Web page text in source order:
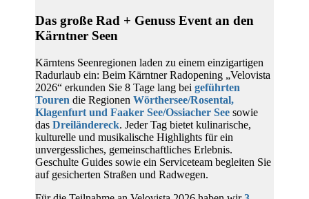
Das große Rad + Genuss Event an den
Kärntner Seen
Kärntens Seenregionen laden zu einem einzigartigen
Radurlaub ein: Beim Kärntner Radopening „Velovista
2026“ erkunden Sie 8 Tage lang beigeführten
Touren die Regionen Wörthersee/Rosental,
Klagenfurt und Faaker See/Ossiacher See sowie
dasDreiländereck. Jeder Tag bietet kulinarische,
kulturelle und musikalische Highlights für ein
unvergessliches, gemeinschaftliches Erlebnis.
Geschulte Guides sowie ein Serviceteam begleiten Sie
auf gesicherten Straßen und Radwegen.